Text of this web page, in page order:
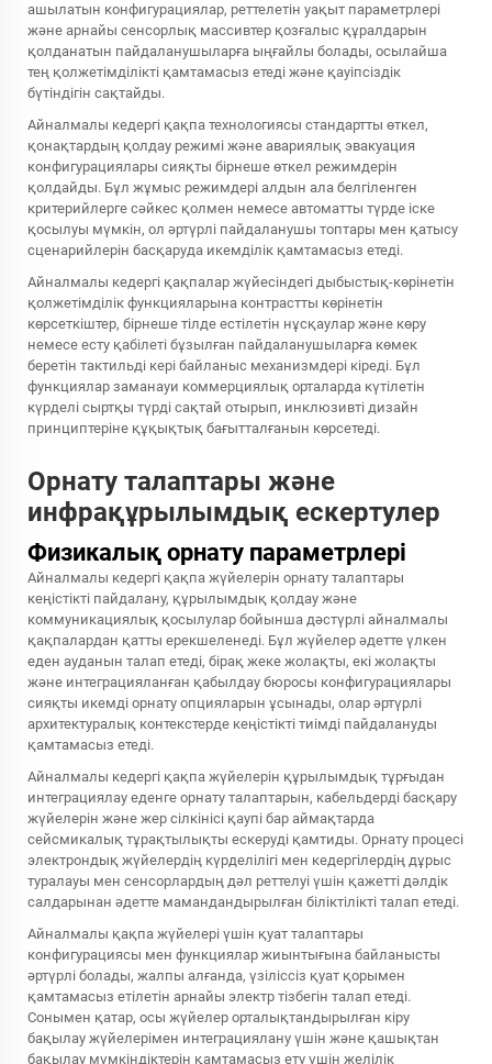
ашылатын конфигурациялар, реттелетін уақыт параметрлері
және арнайы сенсорлық массивтер қозғалыс құралдарын
қолданатын пайдаланушыларға ыңғайлы болады, осылайша
тең қолжетімділікті қамтамасыз етеді және қауіпсіздік
бүтіндігін сақтайды.
Айналмалы кедергі қақпа технологиясы стандартты өткел,
қонақтардың қолдау режимі және авариялық эвакуация
конфигурациялары сияқты бірнеше өткел режимдерін
қолдайды. Бұл жұмыс режимдері алдын ала белгіленген
критерийлерге сәйкес қолмен немесе автоматты түрде іске
қосылуы мүмкін, ол әртүрлі пайдаланушы топтары мен қатысу
сценарийлерін басқаруда икемділік қамтамасыз етеді.
Айналмалы кедергі қақпалар жүйесіндегі дыбыстық-көрінетін
қолжетімділік функцияларына контрастты көрінетін
көрсеткіштер, бірнеше тілде естілетін нұсқаулар және көру
немесе есту қабілеті бұзылған пайдаланушыларға көмек
беретін тактильді кері байланыс механизмдері кіреді. Бұл
функциялар заманауи коммерциялық орталарда күтілетін
күрделі сыртқы түрді сақтай отырып, инклюзивті дизайн
принциптеріне құқықтық бағытталғанын көрсетеді.
Орнату талаптары және
инфрақұрылымдық ескертулер
Физикалық орнату параметрлері
Айналмалы кедергі қақпа жүйелерін орнату талаптары
кеңістікті пайдалану, құрылымдық қолдау және
коммуникациялық қосылулар бойынша дәстүрлі айналмалы
қақпалардан қатты ерекшеленеді. Бұл жүйелер әдетте үлкен
еден ауданын талап етеді, бірақ жеке жолақты, екі жолақты
және интеграцияланған қабылдау бюросы конфигурациялары
сияқты икемді орнату опцияларын ұсынады, олар әртүрлі
архитектуралық контекстерде кеңістікті тиімді пайдалануды
қамтамасыз етеді.
Айналмалы кедергі қақпа жүйелерін құрылымдық тұрғыдан
интеграциялау еденге орнату талаптарын, кабельдерді басқару
жүйелерін және жер сілкінісі қаупі бар аймақтарда
сейсмикалық тұрақтылықты ескеруді қамтиды. Орнату процесі
электрондық жүйелердің күрделілігі мен кедергілердің дұрыс
туралауы мен сенсорлардың дәл реттелуі үшін қажетті дәлдік
салдарынан әдетте мамандандырылған біліктілікті талап етеді.
Айналмалы қақпа жүйелері үшін қуат талаптары
конфигурациясы мен функциялар жиынтығына байланысты
әртүрлі болады, жалпы алғанда, үзіліссіз қуат қорымен
қамтамасыз етілетін арнайы электр тізбегін талап етеді.
Сонымен қатар, осы жүйелер орталықтандырылған кіру
бақылау жүйелерімен интеграциялану үшін және қашықтан
бақылау мүмкіндіктерін қамтамасыз ету үшін желілік